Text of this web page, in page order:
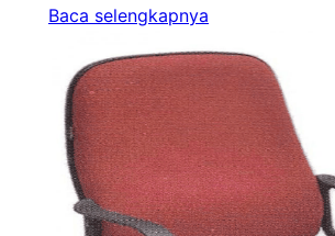
Baca selengkapnya